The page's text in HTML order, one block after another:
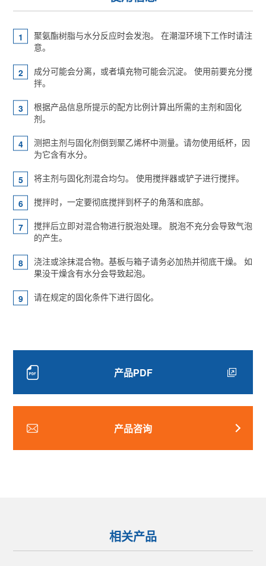
聚氨酯树脂与水分反应时会发泡。 在潮湿环境下工作时请注
意。
成分可能会分离，或者填充物可能会沉淀。 使用前要充分搅
拌。
根据产品信息所提示的配方比例计算出所需的主剂和固化
剂。
测把主剂与固化剂倒到聚乙烯杯中测量。请勿使用纸杯，因
为它含有水分。
将主剂与固化剂混合均匀。 使用搅拌器或铲子进行搅拌。
搅拌时，一定要彻底搅拌到杯子的角落和底部。
搅拌后立即对混合物进行脱泡处理。 脱泡不充分会导致气泡
的产生。
浇注或涂抹混合物。基板与箱子请务必加热并彻底干燥。 如
果没干燥含有水分会导致起泡。
请在规定的固化条件下进行固化。
产品PDF
产品咨询
相关产品